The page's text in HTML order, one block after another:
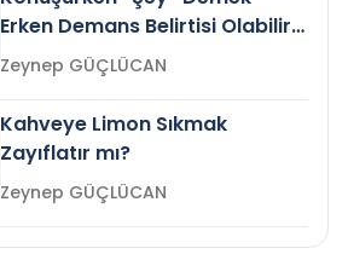
Erken Demans Belirtisi Olabilir
mi?
Zeynep GÜÇLÜCAN
Kahveye Limon Sıkmak
Zayıflatır mı?
Zeynep GÜÇLÜCAN